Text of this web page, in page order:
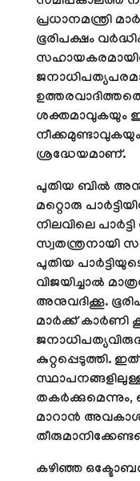
പ്രധാനമന്ത്രി
ഭൂരിപക്ഷം
ശക്തമാവുകയും
ശ്രദ്ധേയമാണ്.
പുതിയ ബിൽ
മറ്റൊരു
നിലവിലെ
സ്വതന്ത്രനായി
പുതിയ
വിജയിച്ചാൽ
അനുവദിക്കൂ.
മാർക്ക് കാർണി
കുറ്റപ്പെടുത്തി.
തകർക്കുമെന്നും,
മാറാൻ
കഴിഞ്ഞ